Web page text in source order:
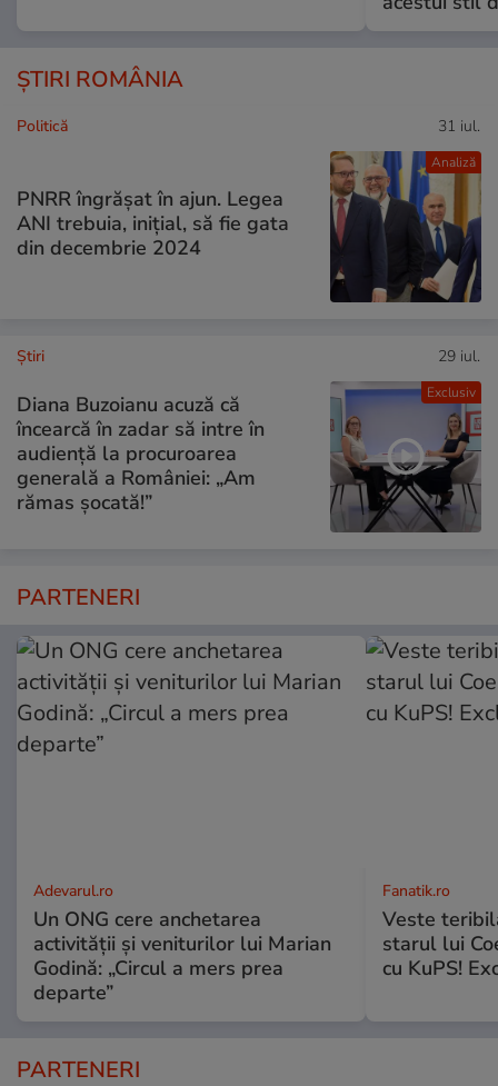
ȘTIRI ROMÂNIA
Analiză
Politică 31 iul.
PNRR îngrășat în ajun. Legea
ANI trebuia, inițial, să fie gata
din decembrie 2024
Exclusiv
Ştiri 29 iul.
Diana Buzoianu acuză că
încearcă în zadar să intre în
audiență la procuroarea
generală a României: „Am
rămas șocată!”
PARTENERI
Adevarul.ro
Un ONG cere anchetarea
activității și veniturilor lui Marian
Godină: „Circul a mers prea
departe”
Fanatik.ro
Veste
starul lui
cu KuPS!
PARTENERI